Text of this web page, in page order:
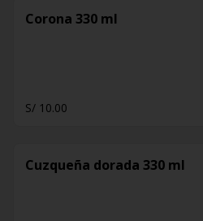
Corona 330 ml
S/ 10.00
Cuzqueña dorada 330 ml